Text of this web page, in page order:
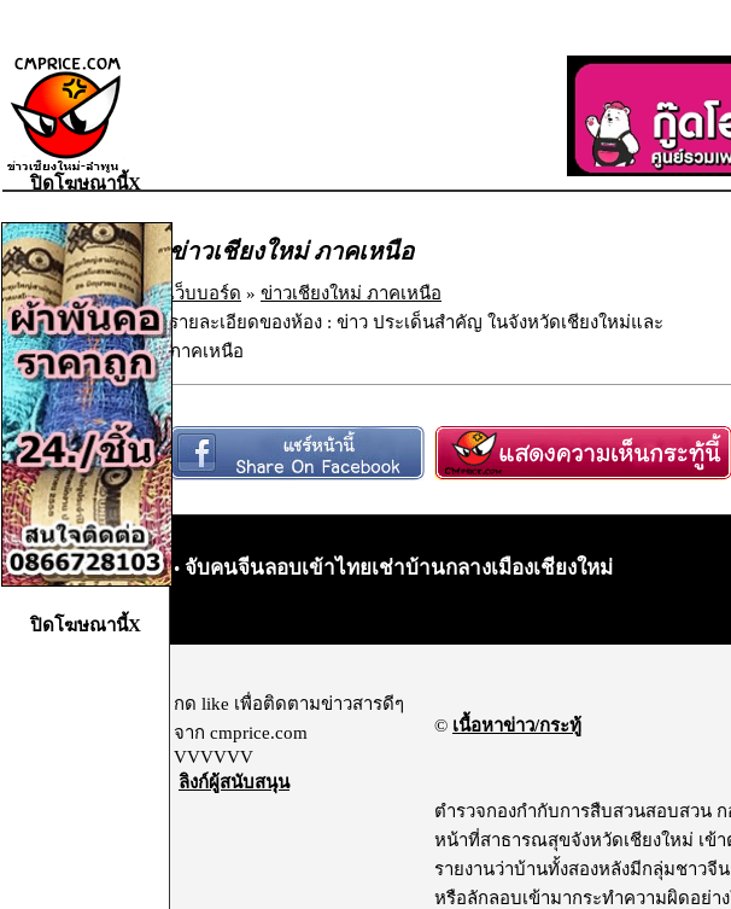
ข่าวเชียงใหม่ ภาคเหนือ
เว็บบอร์ด » ข่าวเชียงใหม่ ภาคเหนือ
รายละเอียดของห้อง : ข่าว ประเด็นสำคัญ ในจังหวัดเชียงใหม่และ
ภาคเหนือ
• จับคนจีนลอบเข้าไทยเช่าบ้านกลางเมืองเชียงใหม่
กด like เพื่อติดตามข่าวสารดีๆ
จาก cmprice.com
VVVVVV
ลิงก์ผู้สนับสนุน
© เนื้อหาข่าว/กระทู้
ตำรวจกองกำกับการสืบสวนสอบสวน ก
หน้าที่สาธารณสุขจังหวัดเชียงใหม่ เข้
รายงานว่าบ้านทั้งสองหลังมีกลุ่มชาว
หรือลักลอบเข้ามากระทำความผิดอย่
ปิดโฆษณานี้X
ปิดโฆษณานี้X